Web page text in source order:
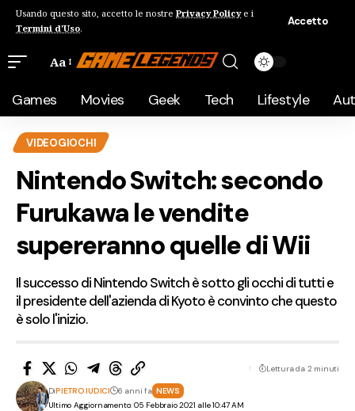
Usando questo sito, accetto le nostre Privacy Policye i
Termini d'Uso.
Accetto
Aa
Games Movies Geek Tech Lifestyle
VIDEOGIOCHI
Nintendo Switch: secondo
Furukawa le vendite
supereranno quelle di Wii
Il successo di Nintendo Switch è sotto gli occhi di tutti e
il presidente dell'azienda di Kyoto è convinto che questo
è solo l'inizio.
Ultimo Aggiornamento: 05 Febbraio 2021 alle 10:47 AM
DiPIETRO IUDICI 6 anni fa NEWS
Lettura da 2 minuti